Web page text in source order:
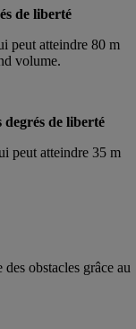
de liberté
peut atteindre 80 m
volume.
de liberté
peut atteindre 35 m
obstacles grâce au